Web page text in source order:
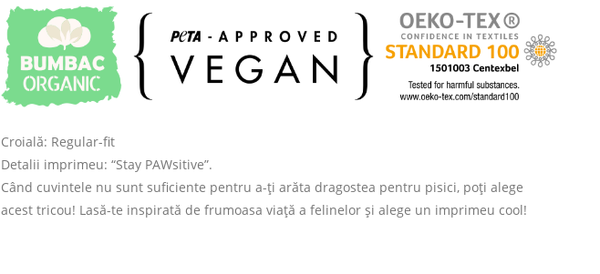
Croială: Regular-fit
Detalii imprimeu: “Stay PAWsitive”.
Când cuvintele nu sunt suficiente pentru a-ți arăta dragostea pentru pisici, poți alege
acest tricou! Lasă-te inspirată de frumoasa viață a felinelor și alege un imprimeu cool!